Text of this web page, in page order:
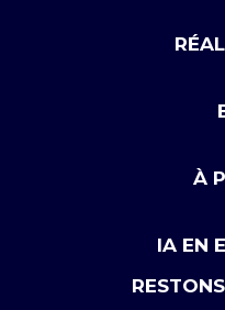
À
IA EN